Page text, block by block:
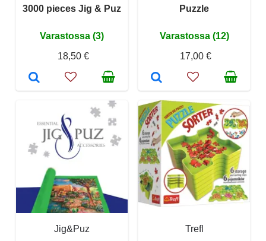
3000 pieces Jig & Puz
Varastossa (3)
18,50 €
Puzzle
Varastossa (12)
17,00 €
Jig&Puz
Trefl